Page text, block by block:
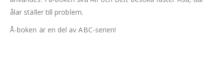
ålar ställer till problem.
Å-boken är en del av ABC-serien!